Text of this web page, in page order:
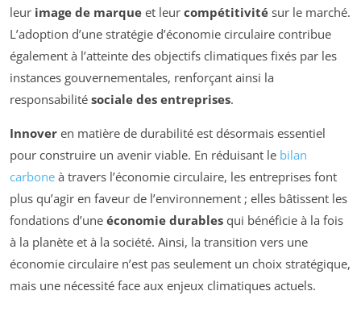
leur image de marque et leur compétitivité sur le marché.
L’adoption d’une stratégie d’économie circulaire contribue
également à l’atteinte des objectifs climatiques fixés par les
instances gouvernementales, renforçant ainsi la
responsabilité sociale des entreprises.
Innover en matière de durabilité est désormais essentiel
pour construire un avenir viable. En réduisant le bilan
carbone à travers l’économie circulaire, les entreprises font
plus qu’agir en faveur de l’environnement ; elles bâtissent les
fondations d’une économie durables qui bénéficie à la fois
à la planète et à la société. Ainsi, la transition vers une
économie circulaire n’est pas seulement un choix stratégique,
mais une nécessité face aux enjeux climatiques actuels.